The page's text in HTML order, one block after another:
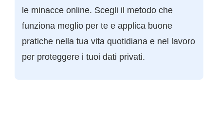
le minacce online. Scegli il metodo che
funziona meglio per te e applica buone
pratiche nella tua vita quotidiana e nel lavoro
per proteggere i tuoi dati privati.